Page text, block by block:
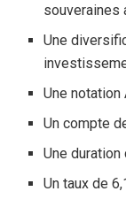
souveraines
Une
Une
Un compte
Une duration
Un taux de